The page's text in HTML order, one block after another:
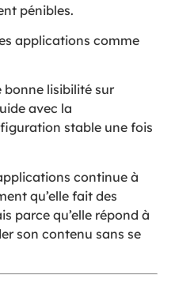
pénibles.
applications comme
bonne lisibilité sur
avec la
stable une fois
continue à
qu’elle fait des
parce qu’elle répond à
son contenu sans se